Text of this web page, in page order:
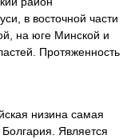
в восточной части
на юге Минской и
Протяженность
низина самая
Является